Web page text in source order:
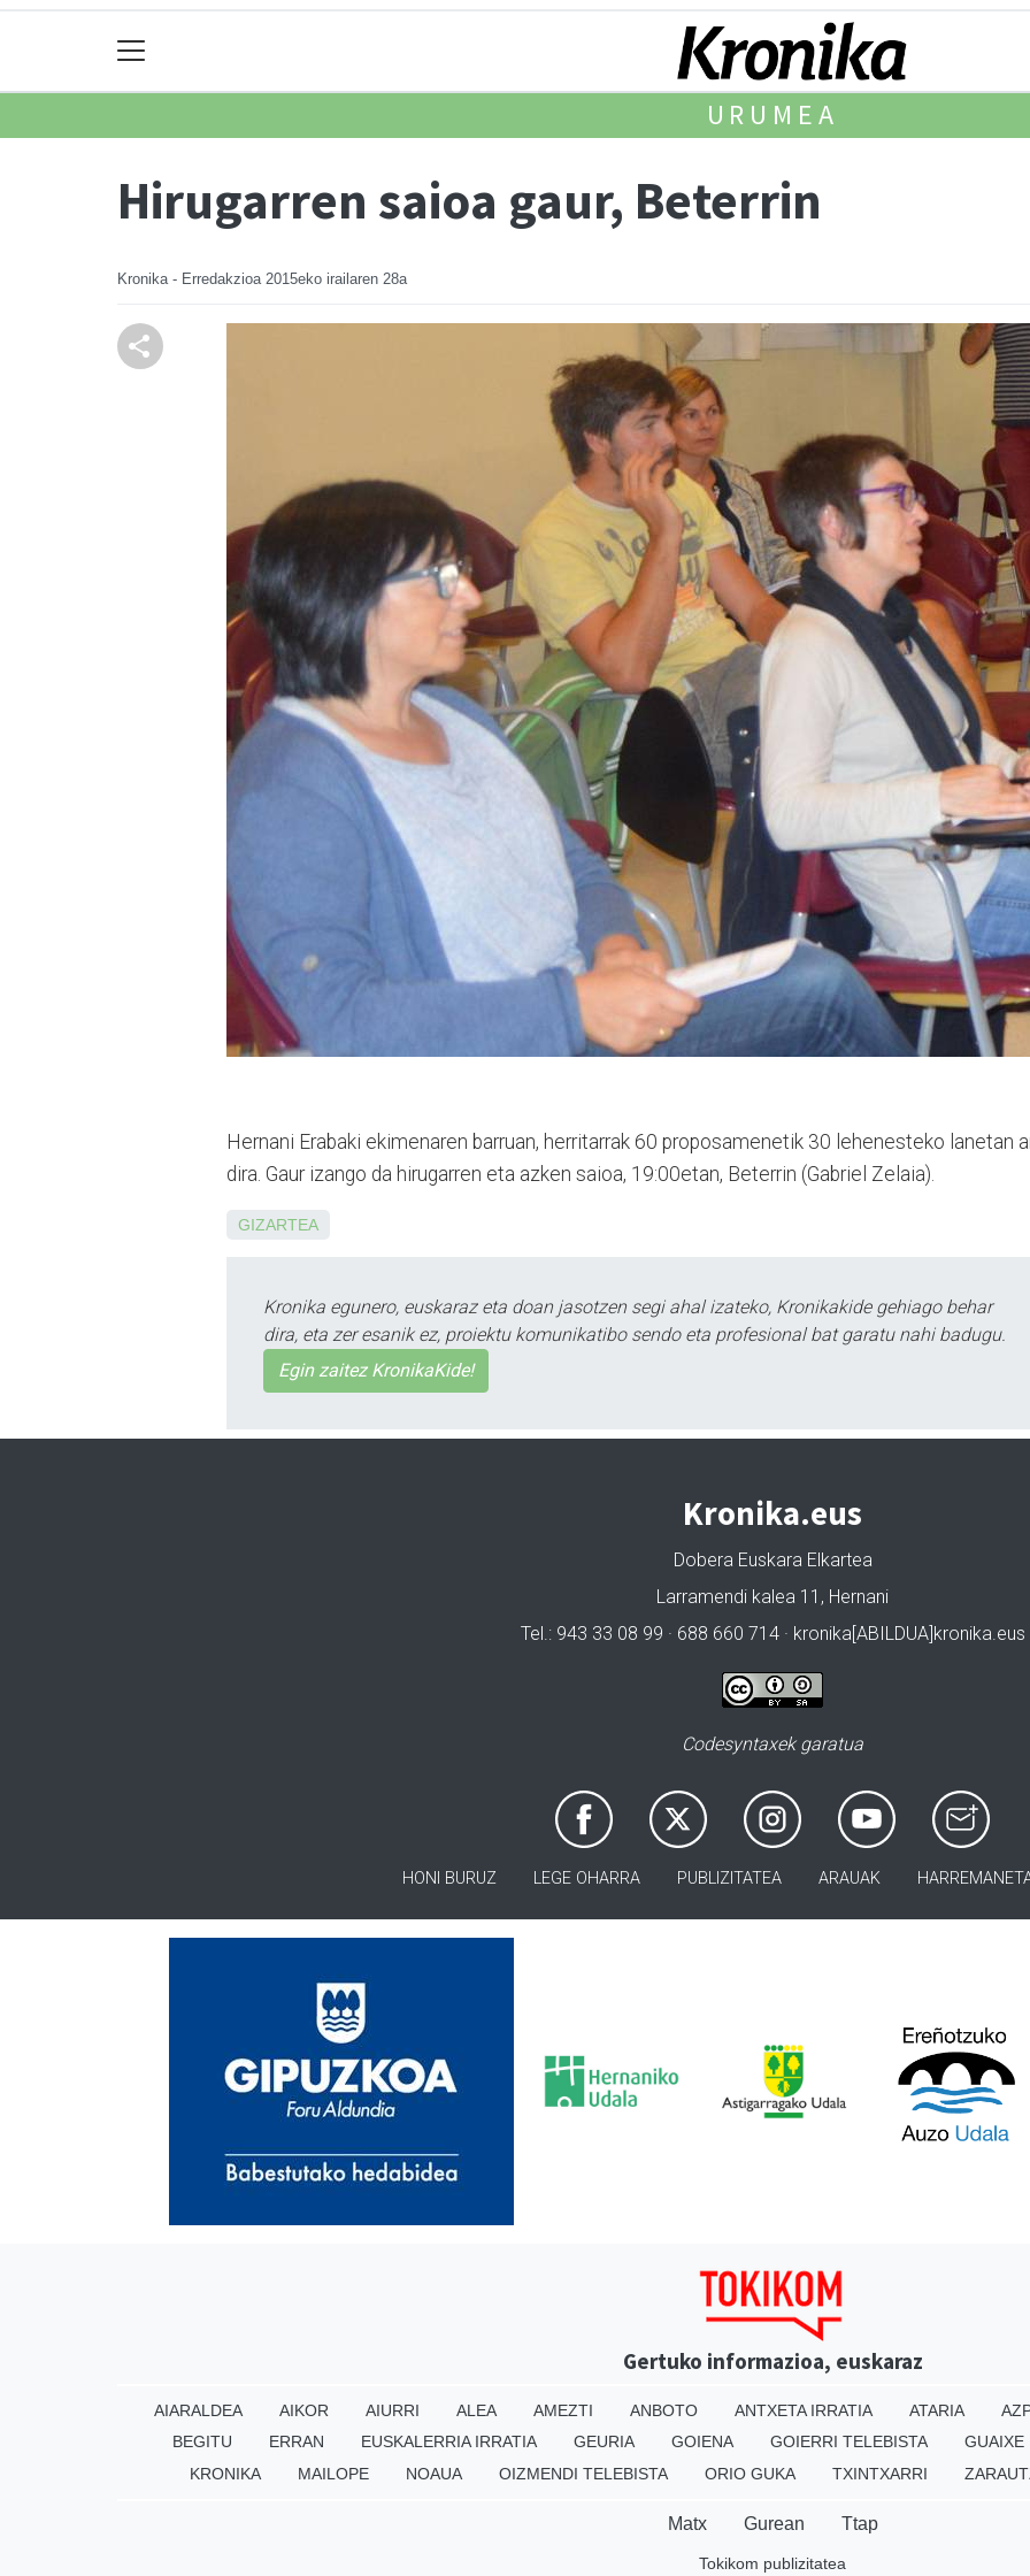
URUMEA
Hirugarren saioa gaur, Beterrin
Kronika - Erredakzioa 2015eko irailaren 28a
Hernani Erabaki ekimenaren barruan, herritarrak 60 proposamenetik 30 lehenesteko lanetan
dira. Gaur izango da hirugarren eta azken saioa, 19:00etan, Beterrin (Gabriel Zelaia).
GIZARTEA
Kronika egunero, euskaraz eta doan jasotzen segi ahal izateko, Kronikakide gehiago behar
dira, eta zer esanik ez, proiektu komunikatibo sendo eta profesional bat garatu nahi badugu.
Egin zaitez KronikaKide!
Kronika.eus
Dobera Euskara Elkartea
Larramendi kalea 11, Hernani
Tel.: 943 33 08 99 · 688 660 714 · kronika[ABILDUA]kronika.eus
Codesyntaxek garatua
HONI BURUZ LEGE OHARRA PUBLIZITATEA ARAUAK
Gertuko informazioa, euskaraz
AIARALDEA AIKOR AIURRI ALEA AMEZTI ANBOTO ANTXETA IRRATIA ATARIA
BEGITU
ERRAN EUSKALERRIA IRRATIA GEURIA GOIENA GOIERRI TELEBISTA
GUAIXE
KRONIKA
MAILOPE NOAUA OIZMENDI TELEBISTA ORIO GUKA TXINTXARRI
Matx Gurean Ttap
Tokikom publizitatea